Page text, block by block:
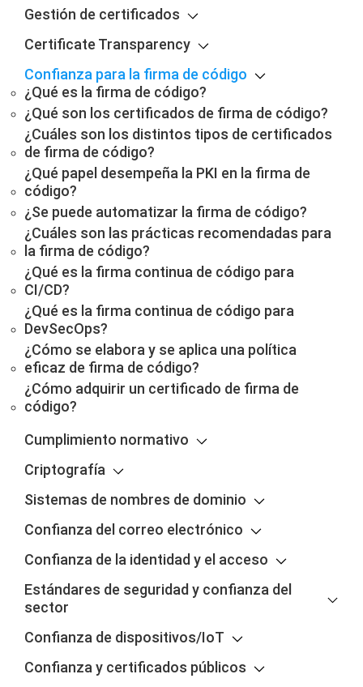
Gestión de certificados
Certificate Transparency
Confianza para la firma de código
¿Qué es la firma de código?
¿Qué son los certificados de firma de código?
¿Cuáles son los distintos tipos de certificados
de firma de código?
¿Qué papel desempeña la PKI en la firma de
código?
¿Se puede automatizar la firma de código?
¿Cuáles son las prácticas recomendadas para
la firma de código?
¿Qué es la firma continua de código para
CI/CD?
¿Qué es la firma continua de código para
DevSecOps?
¿Cómo se elabora y se aplica una política
eficaz de firma de código?
¿Cómo adquirir un certificado de firma de
código?
Cumplimiento normativo
Criptografía
Sistemas de nombres de dominio
Confianza del correo electrónico
Confianza de la identidad y el acceso
Estándares de seguridad y confianza del
sector
Confianza de dispositivos/IoT
Confianza y certificados públicos